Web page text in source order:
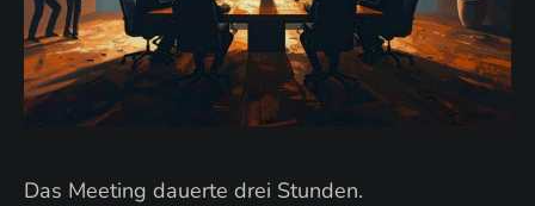
Das Meeting dauerte drei Stunden.